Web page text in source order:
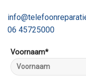
06 45725000
Voornaam*